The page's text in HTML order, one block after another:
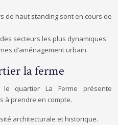
de haut standing sont en cours de
secteurs les plus dynamiques
d’aménagement urbain.
la ferme
quartier La Ferme présente
à prendre en compte.
architecturale et historique.